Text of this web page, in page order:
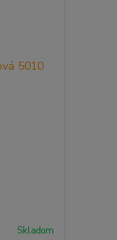
Skladom